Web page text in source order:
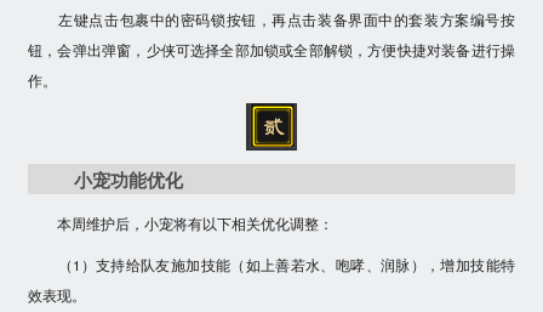
左键点击包裹中的密码锁按钮，再点击装备界面中的套装方案编号按
钮，会弹出弹窗，少侠可选择全部加锁或全部解锁，方便快捷对装备进行操
作。
小宠功能优化
本周维护后，小宠将有以下相关优化调整：
（1）支持给队友施加技能（如上善若水、咆哮、润脉），增加技能特
效表现。